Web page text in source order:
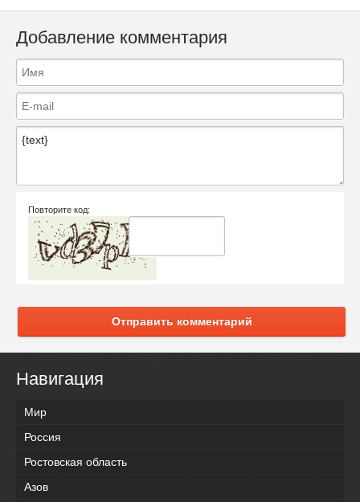
Добавление комментария
Повторите код:
Отправить комментарий
Навигация
Мир
Россия
Ростовская область
Азов